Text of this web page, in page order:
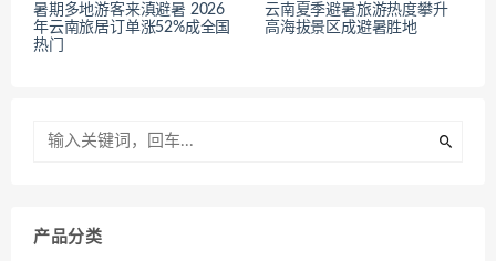
暑期多地游客来滇避暑 2026
年云南旅居订单涨52%成全国
热门
云南夏季避暑旅游热度攀升
高海拔景区成避暑胜地
产品分类